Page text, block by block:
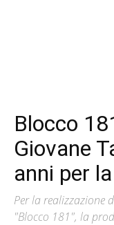
Blocco
Giovane
anni per
Per la realizzazione
"Blocco 181", la